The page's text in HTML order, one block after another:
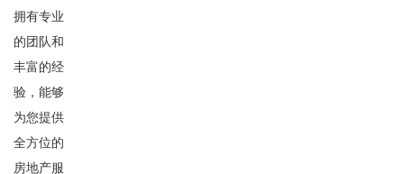
拥有专业
的团队和
丰富的经
验，能够
为您提供
全方位的
房地产服